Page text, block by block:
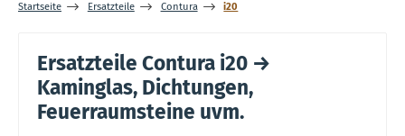
Startseite Ersatzteile Contura i20
Ersatzteile Contura i20 →
Kaminglas, Dichtungen,
Feuerraumsteine uvm.